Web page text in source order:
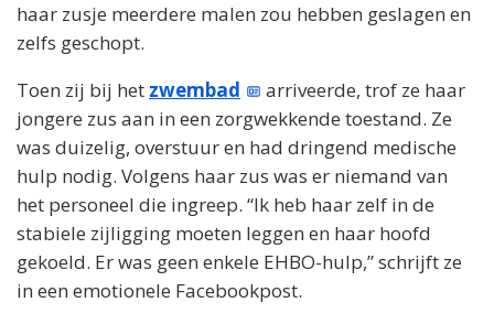
haar zusje meerdere malen zou hebben geslagen en
zelfs geschopt.
Toen zij bij het zwembad
arriveerde, trof ze haar
jongere zus aan in een zorgwekkende toestand. Ze
was duizelig, overstuur en had dringend medische
hulp nodig. Volgens haar zus was er niemand van
het personeel die ingreep. “Ik heb haar zelf in de
stabiele zijligging moeten leggen en haar hoofd
gekoeld. Er was geen enkele EHBO-hulp,” schrijft ze
in een emotionele Facebookpost.